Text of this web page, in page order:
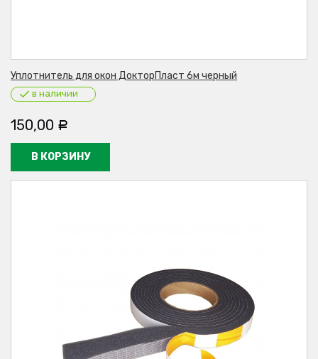
Уплотнитель для окон ДокторПласт 6м черный
в наличии
150,00 Р
В КОРЗИНУ